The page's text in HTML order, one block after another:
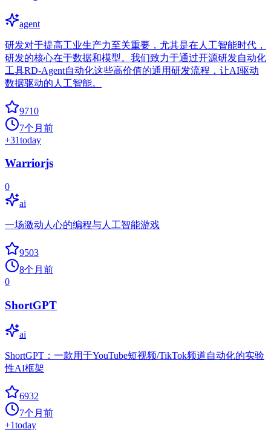
agent
研发对于提高工业生产力至关重要，尤其是在人工智能时代，
研发的核心在于数据和模型。我们致力于通过开源研发自动化
工具RD-Agent自动化这些高价值的通用研发流程，让AI驱动
数据驱动的人工智能。
9710
7个月前
+31today
Warriorjs
0
ai
一场激动人心的编程与人工智能游戏
9503
8个月前
0
ShortGPT
ai
ShortGPT：一款用于YouTube短视频/TikTok频道自动化的实验
性AI框架
6932
7个月前
+1today